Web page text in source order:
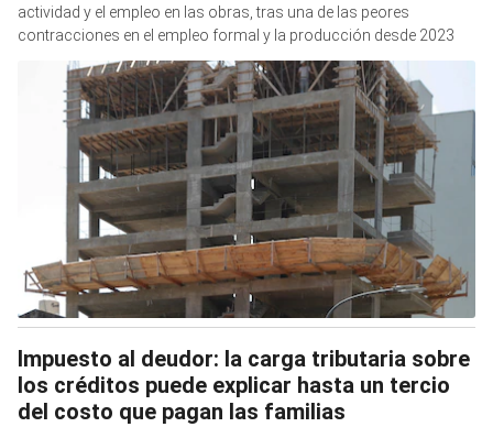
actividad y el empleo en las obras, tras una de las peores
contracciones en el empleo formal y la producción desde 2023
Impuesto al deudor: la carga tributaria sobre
los créditos puede explicar hasta un tercio
del costo que pagan las familias